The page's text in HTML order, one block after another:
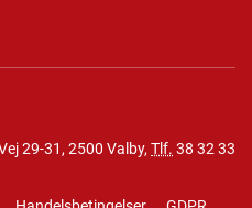
29-31, 2500 Valby, Tlf. 38 32 33